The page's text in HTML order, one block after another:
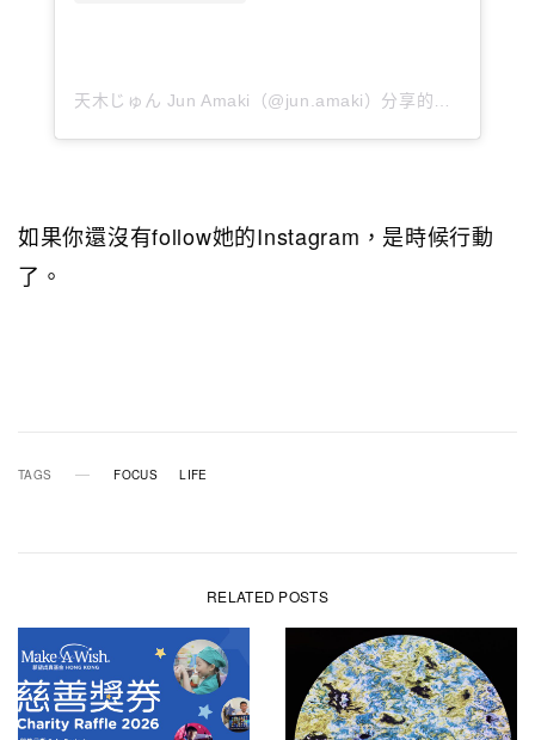
如果你還沒有follow她的Instagram，是時候行動
了。
TAGS FOCUS LIFE
RELATED POSTS